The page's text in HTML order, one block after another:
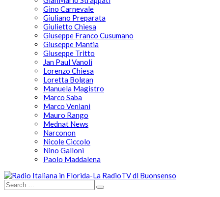
Gino Carnevale
Giuliano Preparata
Giulietto Chiesa
Giuseppe Franco Cusumano
Giuseppe Mantia
Giuseppe Tritto
Jan Paul Vanoli
Lorenzo Chiesa
Loretta Bolgan
Manuela Magistro
Marco Saba
Marco Veniani
Mauro Rango
Mednat News
Narconon
Nicole Ciccolo
Nino Galloni
Paolo Maddalena